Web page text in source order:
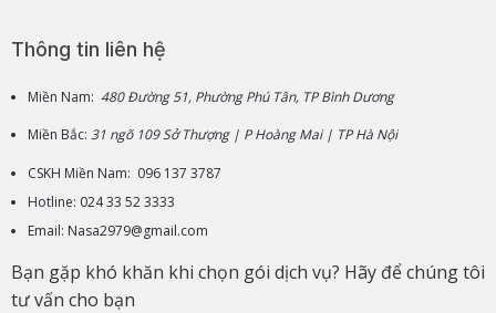
Thông tin liên hệ
Miền Nam: 480 Đường 51, Phường Phú Tân, TP Bình Dương
Miền Bắc: 31 ngõ 109 Sở Thượng | P Hoàng Mai | TP Hà Nội
CSKH Miền Nam: 096 137 3787
Hotline: 024 33 52 3333
Email: Nasa2979@gmail.com
Bạn gặp khó khăn khi chọn gói dịch vụ? Hãy để chúng tôi
tư vấn cho bạn